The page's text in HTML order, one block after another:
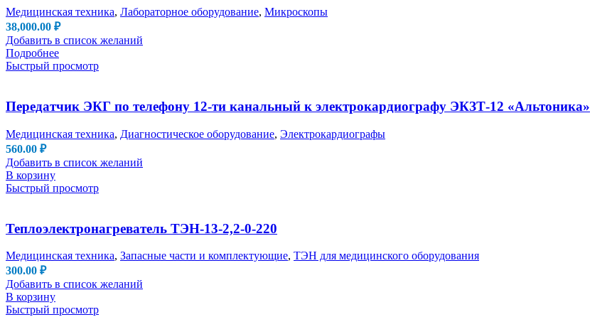
Медицинская техника, Лабораторное оборудование, Микроскопы
38,000.00 ₽
Добавить в список желаний
Подробнее
Быстрый просмотр
Передатчик ЭКГ по телефону 12-ти канальный к электрокардиографу ЭКЗТ-12 «Альтоника»
Медицинская техника, Диагностическое оборудование, Электрокардиографы
560.00 ₽
Добавить в список желаний
В корзину
Быстрый просмотр
Теплоэлектронагреватель ТЭН-13-2,2-0-220
Медицинская техника, Запасные части и комплектующие, ТЭН для медицинского оборудования
300.00 ₽
Добавить в список желаний
В корзину
Быстрый просмотр